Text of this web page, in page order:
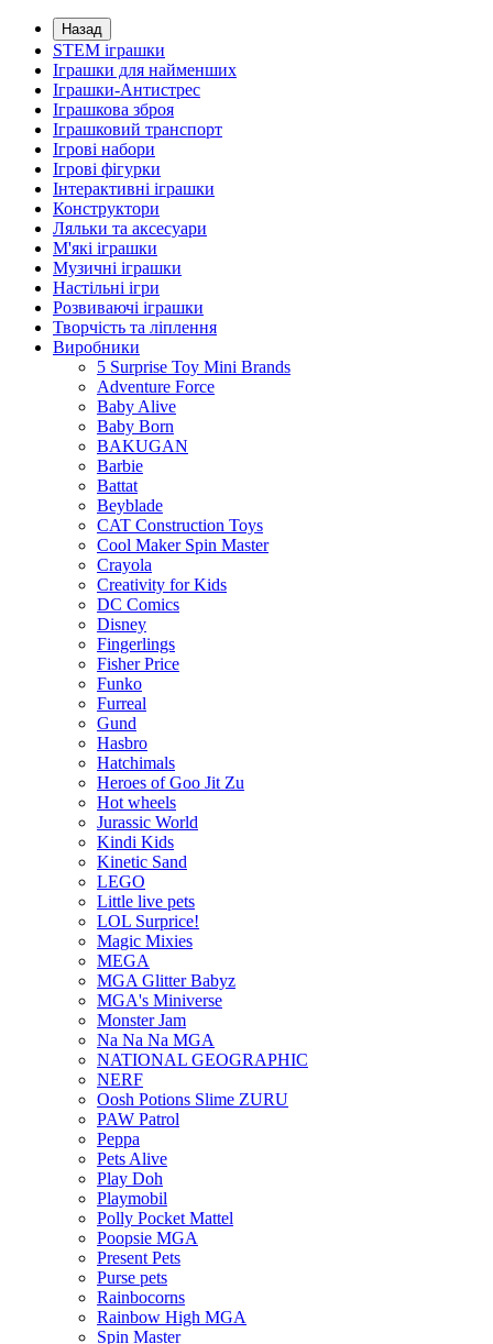
Назад
STEM іграшки
Іграшки для найменших
Іграшки-Антистрес
Іграшкова зброя
Іграшковий транспорт
Ігрові набори
Ігрові фігурки
Інтерактивні іграшки
Конструктори
Ляльки та аксесуари
М'які іграшки
Музичні іграшки
Настільні iгри
Розвиваючі іграшки
Творчість та ліплення
Виробники
5 Surprise Toy Mini Brands
Adventure Force
Baby Alive
Baby Born
BAKUGAN
Barbie
Battat
Beyblade
CAT Construction Toys
Cool Maker Spin Master
Crayola
Creativity for Kids
DC Comics
Disney
Fingerlings
Fisher Price
Funko
Furreal
Gund
Hasbro
Hatchimals
Heroes of Goo Jit Zu
Hot wheels
Jurassic World
Kindi Kids
Kinetic Sand
LEGO
Little live pets
LOL Surprice!
Magic Mixies
MEGA
MGA Glitter Babyz
MGA's Miniverse
Monster Jam
Na Na Na MGA
NATIONAL GEOGRAPHIC
NERF
Oosh Potions Slime ZURU
PAW Patrol
Peppa
Pets Alive
Play Doh
Playmobil
Polly Pocket Mattel
Poopsie MGA
Present Pets
Purse pets
Rainbocorns
Rainbow High MGA
Spin Master